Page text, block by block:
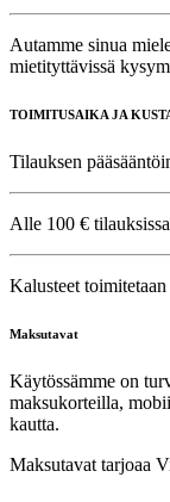
Autamme sinua
mietityttävissä
TOIMITUSAIKA JA
Tilauksen
Alle 100 €
Kalusteet
Maksutavat
Käytössämme on
maksukorteilla,
kautta.
Maksutavat tarjoaa